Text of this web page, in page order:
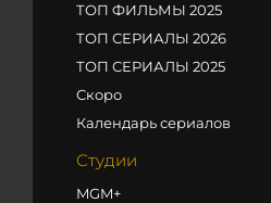
ТОП ФИЛЬМЫ 2025
ТОП СЕРИАЛЫ 2026
ТОП СЕРИАЛЫ 2025
Скоро
Календарь сериалов
Студии
MGM+